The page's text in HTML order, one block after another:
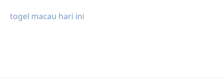
togel macau hari ini